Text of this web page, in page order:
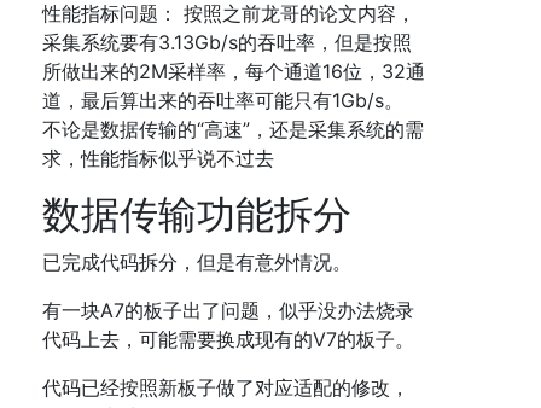
性能指标问题： 按照之前龙哥的论文内容，
采集系统要有3.13Gb/s的吞吐率，但是按照
所做出来的2M采样率，每个通道16位，32通
道，最后算出来的吞吐率可能只有1Gb/s。
不论是数据传输的“高速”，还是采集系统的需
求，性能指标似乎说不过去
数据传输功能拆分
已完成代码拆分，但是有意外情况。
有一块A7的板子出了问题，似乎没办法烧录
代码上去，可能需要换成现有的V7的板子。
代码已经按照新板子做了对应适配的修改，